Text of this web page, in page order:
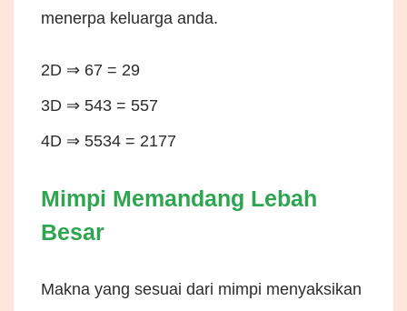
menerpa keluarga anda.
2D ⇒ 67 = 29
3D ⇒ 543 = 557
4D ⇒ 5534 = 2177
Mimpi Memandang Lebah
Besar
Makna yang sesuai dari mimpi menyaksikan